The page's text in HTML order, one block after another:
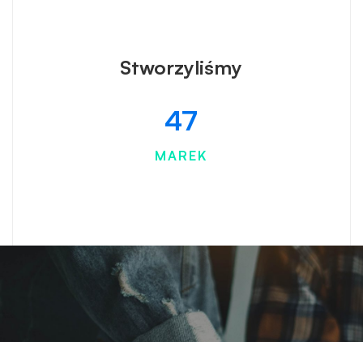
Stworzyliśmy
47
MAREK